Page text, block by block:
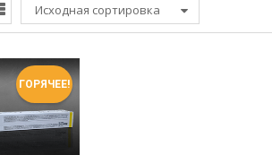
Исходная сортировка
ГОРЯЧЕЕ!